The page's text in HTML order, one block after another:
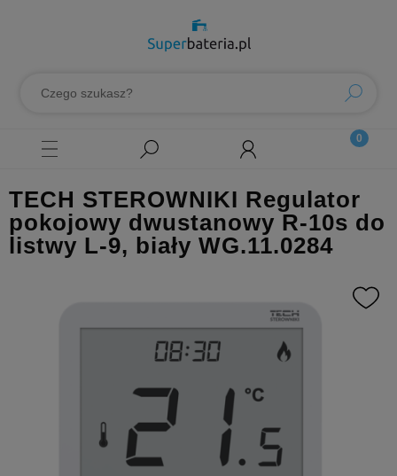
TECH STEROWNIKI Regulator
pokojowy dwustanowy R-10s do
listwy L-9, biały WG.11.0284